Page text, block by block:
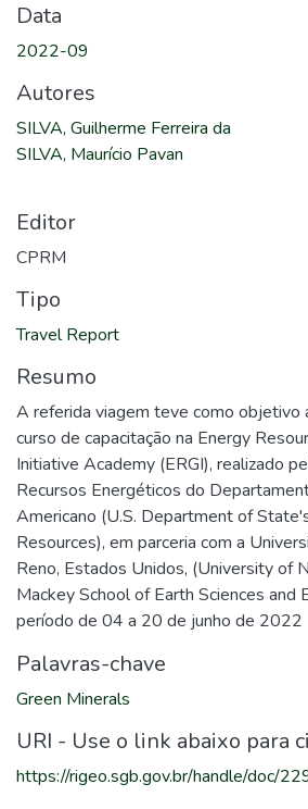
Data
2022-09
Autores
SILVA, Guilherme Ferreira da
SILVA, Maurício Pavan
Editor
CPRM
Tipo
Travel Report
Resumo
A referida viagem teve como objetivo
curso de capacitação na Energy
Initiative Academy (ERGI), realizado
Recursos Energéticos do
Americano (U.S. Department of
Resources), em parceria com a
Reno, Estados Unidos, (University of
Mackey School of Earth Sciences and
período de 04 a 20 de junho de 2022
Palavras-chave
Green Minerals
URI - Use o link abaixo para
https://rigeo.sgb.gov.br/handle/doc/